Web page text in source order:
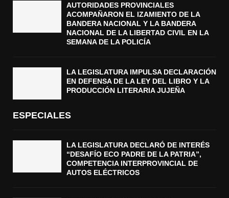
AUTORIDADES PROVINCIALES
ACOMPAÑARON EL IZAMIENTO DE LA
BANDERA NACIONAL Y LA BANDERA
NACIONAL DE LA LIBERTAD CIVIL EN LA
SEMANA DE LA POLICÍA
LA LEGISLATURA IMPULSA DECLARACIÓN
EN DEFENSA DE LA LEY DEL LIBRO Y LA
PRODUCCIÓN LITERARIA JUJEÑA
ESPECIALES
LA LEGISLATURA DECLARÓ DE INTERÉS
“DESAFÍO ECO PADRE DE LA PATRIA”,
COMPETENCIA INTERPROVINCIAL DE
AUTOS ELÉCTRICOS